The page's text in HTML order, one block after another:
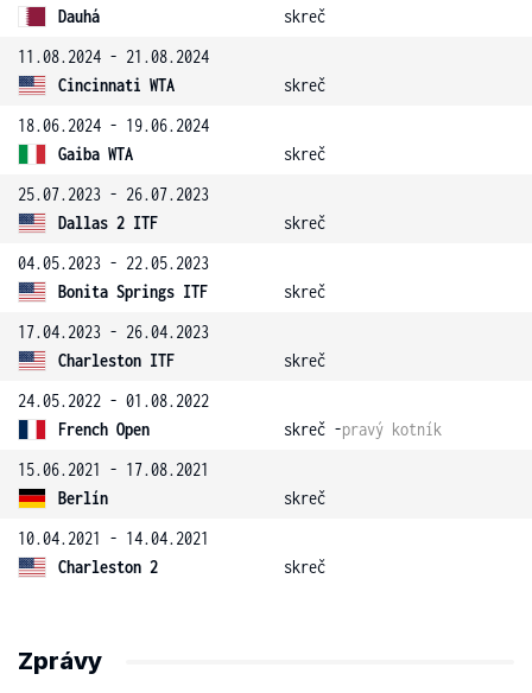
Dauhá
skreč
11.08.2024 - 21.08.2024
Cincinnati WTA
skreč
18.06.2024 - 19.06.2024
Gaiba WTA
skreč
25.07.2023 - 26.07.2023
Dallas 2 ITF
skreč
04.05.2023 - 22.05.2023
Bonita Springs ITF
skreč
17.04.2023 - 26.04.2023
Charleston ITF
skreč
24.05.2022 - 01.08.2022
French Open
skreč -pravý kotník
15.06.2021 - 17.08.2021
Berlín
skreč
10.04.2021 - 14.04.2021
Charleston 2
skreč
Zprávy